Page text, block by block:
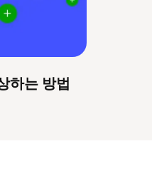
하는 방법